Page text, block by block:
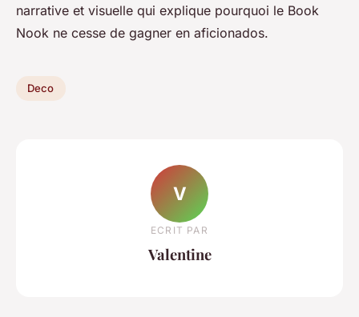
narrative et visuelle qui explique pourquoi le Book
Nook ne cesse de gagner en aficionados.
Deco
V
ECRIT PAR
Valentine